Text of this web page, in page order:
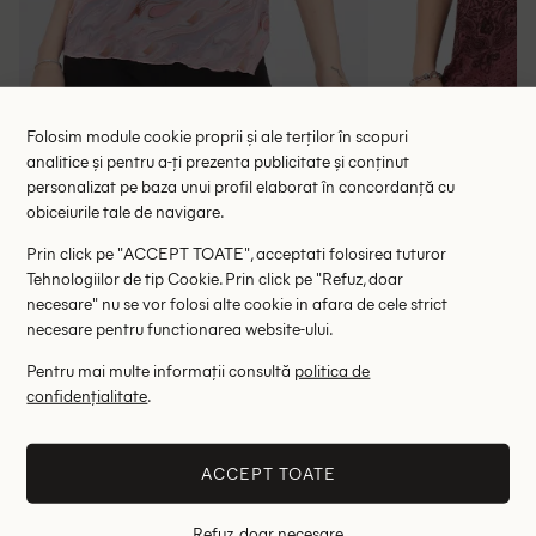
Tricou Only, roz, M
6.63 lei 40.00 lei
ULTIMA ȘANSĂ
M
Altii au fost interesati de
Folosim module cookie proprii și ale terților în scopuri
analitice și pentru a-ți prezenta publicitate și conținut
personalizat pe baza unui profil elaborat în concordanță cu
obiceiurile tale de navigare.
Prin click pe "ACCEPT TOATE", acceptati folosirea tuturor
Tehnologiilor de tip Cookie. Prin click pe "Refuz, doar
necesare" nu se vor folosi alte cookie in afara de cele strict
necesare pentru functionarea website-ului.
Pentru mai multe informații consultă politica de
confidențialitate.
ACCEPT TOATE